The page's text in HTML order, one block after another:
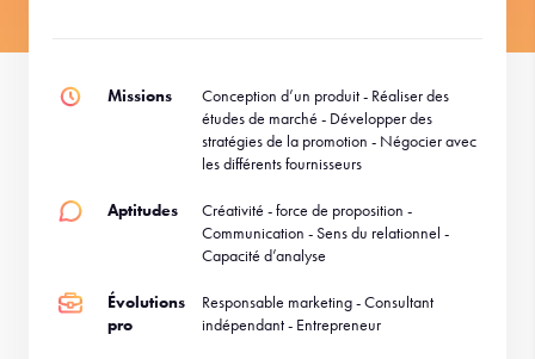
Missions
Conception d’un produit - Réaliser des
études de marché - Développer des
stratégies de la promotion - Négocier avec
les différents fournisseurs
Aptitudes
Créativité - force de proposition -
Communication - Sens du relationnel -
Capacité d’analyse
Évolutions
pro
Responsable marketing - Consultant
indépendant - Entrepreneur